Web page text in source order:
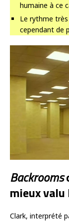
humaine à ce
Le rythme très
cependant de
Backrooms
mieux
Clark, interprété